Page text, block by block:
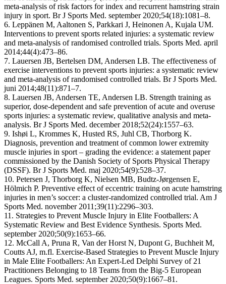
meta-analysis of risk factors for index and recurrent hamstring strain
injury in sport. Br J Sports Med. september 2020;54(18):1081–8.
6. Leppänen M, Aaltonen S, Parkkari J, Heinonen A, Kujala UM.
Interventions to prevent sports related injuries: a systematic review
and meta-analysis of randomised controlled trials. Sports Med. april
2014;44(4):473–86.
7. Lauersen JB, Bertelsen DM, Andersen LB. The effectiveness of
exercise interventions to prevent sports injuries: a systematic review
and meta-analysis of randomised controlled trials. Br J Sports Med.
juni 2014;48(11):871–7.
8. Lauersen JB, Andersen TE, Andersen LB. Strength training as
superior, dose-dependent and safe prevention of acute and overuse
sports injuries: a systematic review, qualitative analysis and meta-
analysis. Br J Sports Med. december 2018;52(24):1557–63.
9. Ishøi L, Krommes K, Husted RS, Juhl CB, Thorborg K.
Diagnosis, prevention and treatment of common lower extremity
muscle injuries in sport – grading the evidence: a statement paper
commissioned by the Danish Society of Sports Physical Therapy
(DSSF). Br J Sports Med. maj 2020;54(9):528–37.
10. Petersen J, Thorborg K, Nielsen MB, Budtz-Jørgensen E,
Hölmich P. Preventive effect of eccentric training on acute hamstring
injuries in men’s soccer: a cluster-randomized controlled trial. Am J
Sports Med. november 2011;39(11):2296–303.
11. Strategies to Prevent Muscle Injury in Elite Footballers: A
Systematic Review and Best Evidence Synthesis. Sports Med.
september 2020;50(9):1653–66.
12. McCall A, Pruna R, Van der Horst N, Dupont G, Buchheit M,
Coutts AJ, m.fl. Exercise-Based Strategies to Prevent Muscle Injury
in Male Elite Footballers: An Expert-Led Delphi Survey of 21
Practitioners Belonging to 18 Teams from the Big-5 European
Leagues. Sports Med. september 2020;50(9):1667–81.